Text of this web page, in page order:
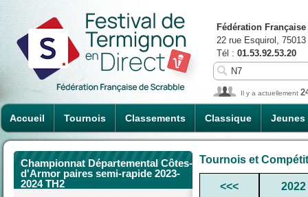
Accueil Tournois Classements Classique Jeunes
Fédération
22 rue Esquirol,
Tél : 01.53.92.53.20
Il y a actuellement
Championnat Départemental Côtes-
d'Armor paires semi-rapide 2023-
2024 TH2
Tournois et
<<< 2022